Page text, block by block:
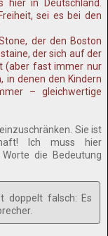
in Deutschland.
sei es bei den
der den Boston
der sich auf der
(aber fast immer nur
in denen den Kindern
– gleichwertige
Sie ist
Ich muss hier
die Bedeutung
doppelt falsch: Es